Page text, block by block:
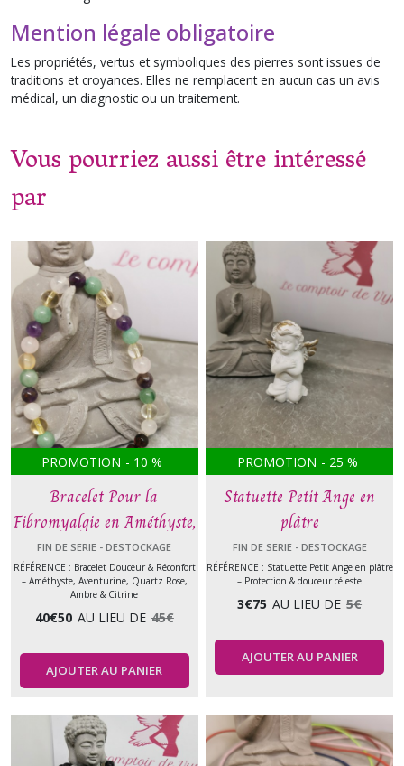
Mention légale obligatoire
Les propriétés, vertus et symboliques des pierres sont issues de
traditions et croyances. Elles ne remplacent en aucun cas un avis
médical, un diagnostic ou un traitement.
Vous pourriez aussi être intéressé
par
PROMOTION - 10 %
Bracelet Pour la
Fibromyalgie en Améthyste,
Aventurine, Quartz Rose,
Ambre & Citrine
FIN DE SERIE - DESTOCKAGE
RÉFÉRENCE : Bracelet Douceur & Réconfort
– Améthyste, Aventurine, Quartz Rose,
Ambre & Citrine
40€50 AU LIEU DE 45€
AJOUTER AU PANIER
PROMOTION - 25 %
Statuette Petit Ange en
plâtre
FIN DE SERIE - DESTOCKAGE
RÉFÉRENCE : Statuette Petit Ange en plâtre
– Protection & douceur céleste
3€75 AU LIEU DE 5€
AJOUTER AU PANIER